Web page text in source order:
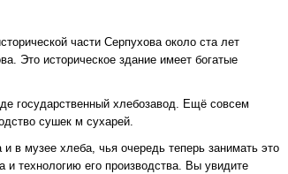
части Серпухова около ста лет
Это историческое здание имеет богатые
государственный хлебозавод. Ещё совсем
сушек м сухарей.
в музее хлеба, чья очередь теперь занимать это
и технологию его производства. Вы увидите